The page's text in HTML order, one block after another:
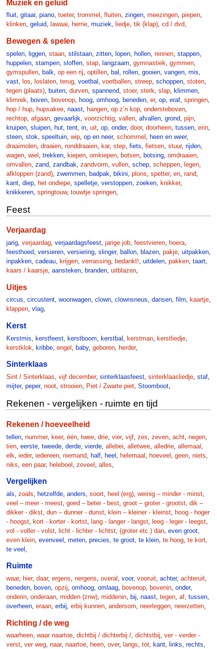
Muziek en geluid
fluit, gitaar, piano, toeter, trommel , fluiten, zingen, meezingen, piepen,
klinken, geluid, lawaai, herrie, muziek, liedje, tik (klap), cd / dvd,
Bewegen & spelen
spelen, liggen, staan, stilstaan, zitten, lopen, hollen, rennen, stappen,
huppelen, stampen, sloffen, stap, langzaam gymnastiek gymmen,
gymspullen, balk op een rij optillen, bal rollen, gooien, vangen, mis
vast, los loslaten, terug, voetbal voetballen, streep, schoppen, stoten,
tegen (plaats), buiten, durven, spannend stoer, sterk slap, klimmen,
klimrek
boven, bovenop, hoog, omhoog, beneden, er, op, eraf, springen,
hop / hup, hupsakee, naast, hangen, op z’n kop, ondersteboven,
rechtop, afgaan, gevaarlijk voorzichtig, vallen, afvallen, grond pijn,
kruipen, sluipen, hut, tent, in, uit, op, onder, door, doorheen, tussen, erin,
steen, stok speeltuin, wip, op en neer, schommel heen en weer,
draaimolen, draaien, ronddraaien, kar, step, fiets fietsen, stuur, rijden,
wagen, wiel trekken, kiepen, omkiepen, botsen, botsing, omdraaien,
omvallen, zand zandbak zandvorm vullen, schep, scheppen, legen,
afkloppen (zand), zwemmen, badpak bikini plons spetter, en, rand
kant, diep, het ondiepe, spelletje, verstoppen, zoeken, knikker,
knikkeren, springtouw, touwtje springen,
Feest
Verjaardag
jarig, verjaardag, verjaardagsfeest, jarige job, feestvieren, hoera,
feesthoed, versieren, versiering, slinger, ballon, blazen, pakje, uitpakken,
inpakken, cadeau, krijgen, verrassing, bedankt!, uitdelen, pakken, taart,
kaars / kaarsje, aansteken, branden, uitblazen,
Uitjes
circus, circustent, woonwagen, clown, clownsneus, dansen, film, kaartje,
klappen, vlag,
Kerst
Kerstmis kerstfeest, kerstboom kerstbal kerstman, kerstliedje,
kerstklok
kribbe, engel baby, geboren, herder,
Sinterklaas
Sint / Sinterklaas, vijf december, sinterklaasfeest, sinterklaasliedje, staf,
mijter, peper, noot, strooien, Piet / Zwarte piet, Stoomboot,
Rekenen - vergelijken - ruimte en tijd
Rekenen / hoeveelheid
tellen, nummer, keer, één, twee, drie, vier, vijf, zes zeven, acht, negen,
tien, eerste, tweede, derde, vierde, allebei alletwee, alledrie, allemaal
elk
ieder, iedereen, niemand half, heel helemaal hoeveel geen, niets
niks
een paar, heleboel zoveel alles
Vergelijken
als, zoals, hetzelfde, anders, soort, heel (erg), weinig – minder - minst,
veel – meer - meest, goed – beter - best, groot – groter - grootst, dik –
dikker - dikst, dun – dunner - dunst, klein – kleiner - kleinst, hoog - hoger
- hoogst, kort - korter - kortst, lang - langer - langst, leeg - leger - leegst,
vol - voller - volst, licht - lichter - lichtst, (groter etc.) dan, even groot,
even klein, evenveel , meten, precies, te groot, te klein, te hoog, te kort,
te veel ,
Ruimte
waar, hier, daar, ergens, nergens, overal , voor, vooruit, achter, achteruit,
beneden, boven, opzij, omhoog, omlaag, bovenop, bovenin, onder,
onderin, onderaan, midden (znw), middenin, bij, naast, tegen, af, tussen,
overheen, eraan, erbij, erbij kunnen, andersom, neerleggen, neerzetten,
Richting / de weg
waarheen, waar naartoe, dichtbij / dichterbij /, dichtstbij, ver - verder -
verst, ver weg, naar, naartoe, heen, over, langs, tot, kant, links, rechts,